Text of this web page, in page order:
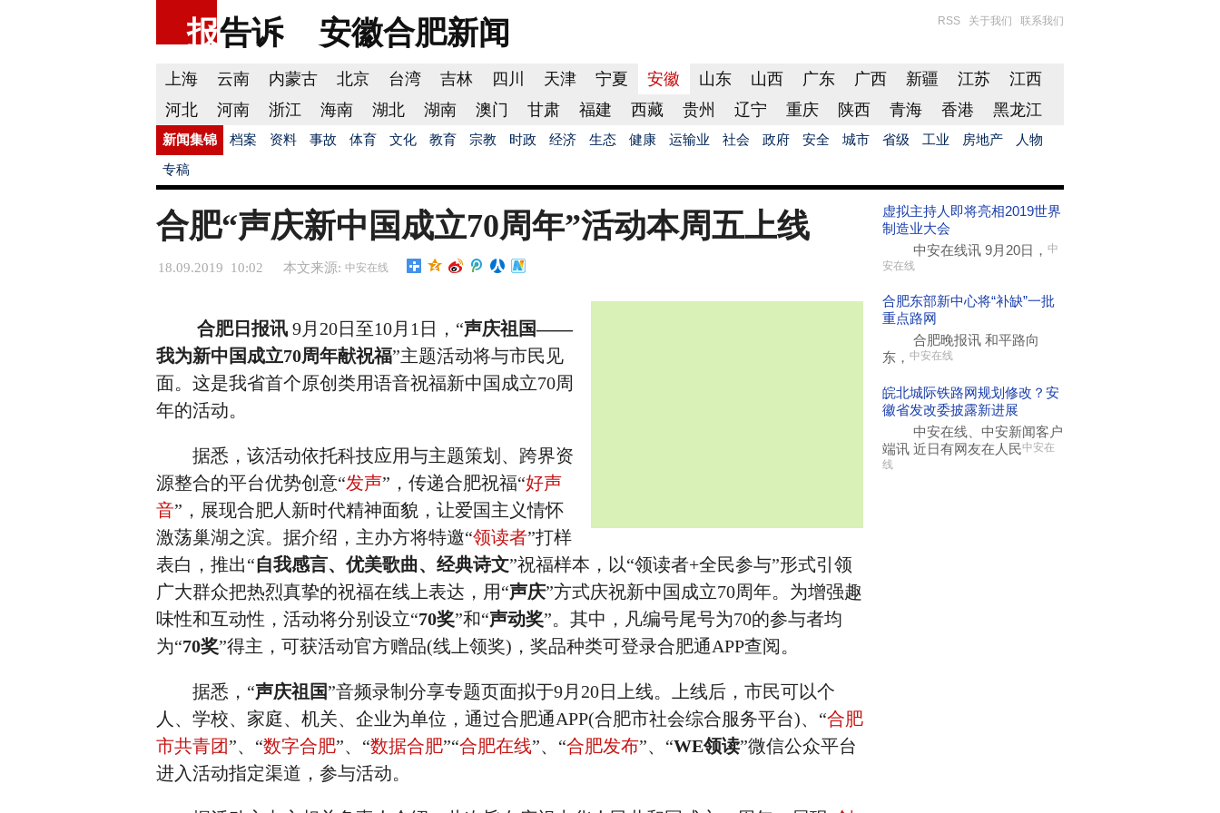
报告诉 安徽合肥新闻 RSS 关于我们 联系我们
上海 云南 内蒙古 北京 台湾 吉林 四川 天津 宁夏 安徽 山东 山西 广东 广西 新疆 江苏
江西
河北
河南 浙江 海南 湖北 湖南 澳门 甘肃 福建 西藏 贵州 辽宁 重庆 陕西 青海 香港 黑龙江
新闻集锦 档案 资料 事故 体育 文化 教育 宗教 时政 经济 生态 健康 运输业 社会 政府 安全 城市 省级 工业 房地产 人物
专稿
合肥“声庆新中国成立70周年”活动本周五上线
18.09.2019 10:02 本文来源: 中安在线
合肥日报讯 9月20日至10月1日，“声庆祖国——
我为新中国成立70周年献祝福”主题活动将与市民见
面。这是我省首个原创类用语音祝福新中国成立70周
年的活动。
据悉，该活动依托科技应用与主题策划、跨界资
源整合的平台优势创意“发声”，传递合肥祝福“好声
音”，展现合肥人新时代精神面貌，让爱国主义情怀
激荡巢湖之滨。据介绍，主办方将特邀“领读者”打样
表白，推出“自我感言、优美歌曲、经典诗文”祝福样本，以“领读者+全民参与”形式引领
广大群众把热烈真挚的祝福在线上表达，用“声庆”方式庆祝新中国成立70周年。为增强趣
味性和互动性，活动将分别设立“70奖”和“声动奖”。其中，凡编号尾号为70的参与者均
为“70奖”得主，可获活动官方赠品(线上领奖)，奖品种类可登录合肥通APP查阅。
据悉，“声庆祖国”音频录制分享专题页面拟于9月20日上线。上线后，市民可以个
人、学校、家庭、机关、企业为单位，通过合肥通APP(合肥市社会综合服务平台)、“合肥
市共青团”、“数字合肥”、“数据合肥”“合肥在线”、“合肥发布”、“WE领读”微信公众平台
进入活动指定渠道，参与活动。
虚拟主持人即将亮相2019世界
制造业大会
中安在线讯 9月20日， 中
安在线
合肥东部新中心将“补缺”一批
重点路网
合肥晚报讯 和平路向
东， 中安在线
皖北城际铁路网规划修改？安
徽省发改委披露新进展
中安在线、中安新闻客户
端讯 近日有网友在人民中安在
线